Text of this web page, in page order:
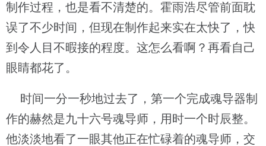
制作过程，也是看不清楚的。霍雨浩尽管前面耽
误了不少时间，但现在制作起来实在太快了，快
到令人目不暇接的程度。这怎么看啊？再看自己
眼睛都花了。
时间一分一秒地过去了，第一个完成魂导器制
作的赫然是九十六号魂导师，用时一个时辰整。
他淡淡地看了一眼其他正在忙碌着的魂导师，交